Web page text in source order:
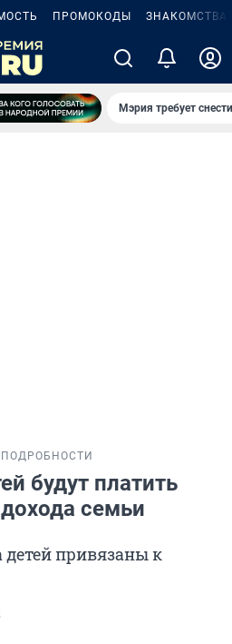
ПРОМОКОДЫ ЗНАКОМСТВА
Мэрия требует
ПОДРОБНОСТИ
будут платить
семьи
привязаны к